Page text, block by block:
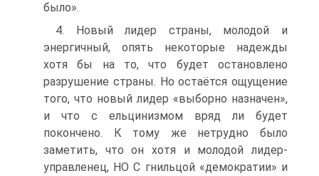
было».
4. Новый лидер страны, молодой и
энергичный, опять некоторые надежды
хотя бы на то, что будет остановлено
разрушение страны. Но остаётся ощущение
того, что новый лидер «выборно назначен»,
и что с ельцинизмом вряд ли будет
покончено. К тому же нетрудно было
заметить, что он хотя и молодой лидер-
управленец, HO C гнильцой «демократии» и